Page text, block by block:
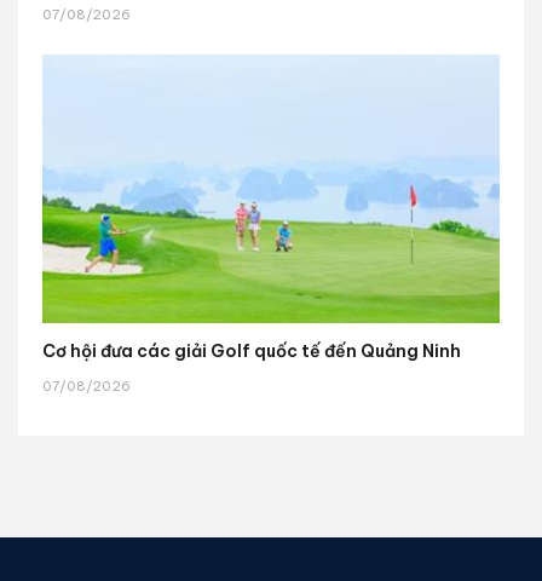
07/08/2026
Cơ hội đưa các giải Golf quốc tế đến Quảng Ninh
07/08/2026